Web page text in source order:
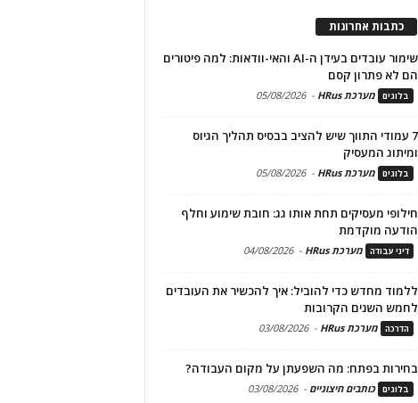
כתבות אחרונות
שימור עובדים בעידן ה-AI והאי-וודאות: למה פיטורים
הם לא פתרון קסם
בלוגים מערכת HRus -
05/08/2026
7 עמודי התווך שיש להציב בבסיס תהליך הגיוס
ומיתוג המעסיק
בלוגים מערכת HRus -
05/08/2026
חילופי מעסיקים תחת אותו גג: חובת שימוע וחלף
הודעה מוקדמת
דיני עבודה מערכת HRus -
04/08/2026
ללמוד מחדש כדי להוביל: איך להכשיר את העובדים
לחמש השנים הקרובות
הדרכה מערכת HRus -
03/08/2026
בחירות בפתח: מה השפעתן על מקום העבודה?
בלוגים כותבים חיצוניים -
03/08/2026